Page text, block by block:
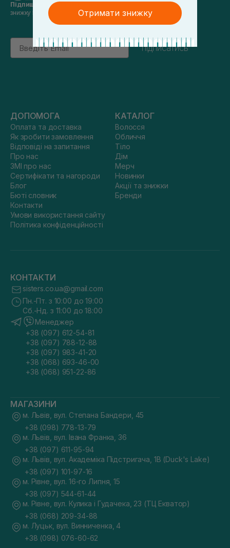
Підпишись на наші новини
знижку 5% на перше замовлення
Email
підписатись
ДОПОМОГА
Оплата та доставка
Як зробити замовлення
Відповіді на запитання
Про нас
ЗМІ про нас
Сертифікати та нагороди
Блог
Бюті словник
Контакти
Умови використання сайту
Політика конфіденційності
КАТАЛОГ
Волосся
Обличчя
Тіло
Дім
Мерч
Новинки
Акції та знижки
Бренди
КОНТАКТИ
sisters.co.ua@gmail.com
Пн.-Пт. з 10:00 до 19:00
Сб.-Нд. з 11:00 до 18:00
Менеджер
+38 (097) 612-54-81
+38 (097) 788-12-88
+38 (097) 983-41-20
+38 (068) 693-46-00
+38 (068) 951-22-86
МАГАЗИНИ
м. Львів, вул. Степана Бандери, 45
+38 (098) 778-13-79
м. Львів, вул. Івана Франка, 36
+38 (097) 611-95-94
м. Львів, вул. Академіка Підстригача, 1В (Duck's Lake)
+38 (097) 101-97-16
м. Рівне, вул. 16-го Липня, 15
+38 (097) 544-61-44
м. Рівне, вул. Кулика і Гудачека, 23 (ТЦ Екватор)
+38 (068) 209-34-88
м. Луцьк, вул. Винниченка, 4
+38 (098) 076-60-62
Отримати знижку